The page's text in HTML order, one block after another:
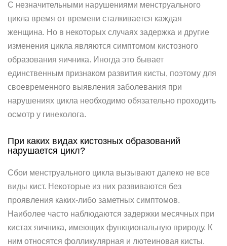
С незначительными нарушениями менструального
цикла время от времени сталкивается каждая
женщина. Но в некоторых случаях задержка и другие
изменения цикла являются симптомом кистозного
образования яичника. Иногда это бывает
единственным признаком развития кисты, поэтому для
своевременного выявления заболевания при
нарушениях цикла необходимо обязательно проходить
осмотр у гинеколога.
При каких видах кистозных образований
нарушается цикл?
Сбои менструального цикла вызывают далеко не все
виды кист. Некоторые из них развиваются без
проявления каких-либо заметных симптомов.
Наиболее часто наблюдаются задержки месячных при
кистах яичника, имеющих функциональную природу. К
ним относятся фолликулярная и лютеиновая кисты.